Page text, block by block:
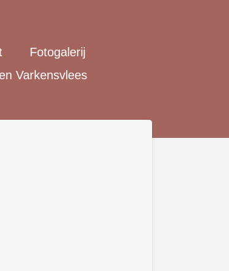
Fotogalerij
Varkensvlees